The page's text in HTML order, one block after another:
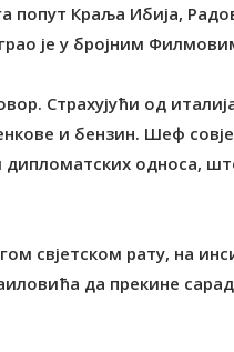
попут Краља Ибија,
је у бројним
Страхујући од
и бензин. Шеф
односа,
свјетском рату, на
да прекине